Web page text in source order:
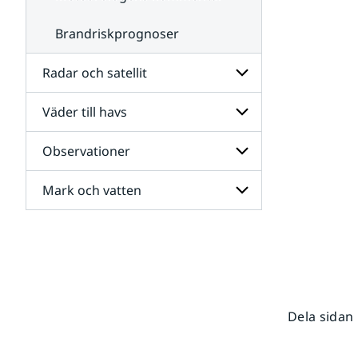
Brandriskprognoser
Radar och satellit
Undersidor
för
Radar
och
satellit
Väder till havs
Undersidor
för
Väder
till
havs
Observationer
Undersidor
för
Mark och vatten
Dela sidan